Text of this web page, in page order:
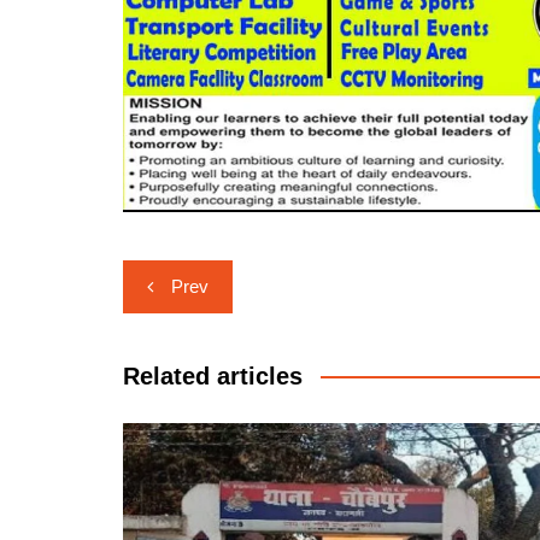
Post
navigation
Prev
Related articles